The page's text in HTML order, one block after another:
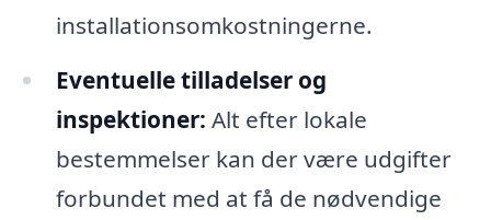
installationsomkostningerne.
Eventuelle tilladelser og
inspektioner: Alt efter lokale
bestemmelser kan der være udgifter
forbundet med at få de nødvendige